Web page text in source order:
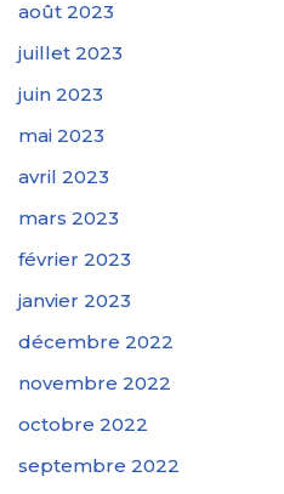
août 2023
juillet 2023
juin 2023
mai 2023
avril 2023
mars 2023
février 2023
janvier 2023
décembre 2022
novembre 2022
octobre 2022
septembre 2022